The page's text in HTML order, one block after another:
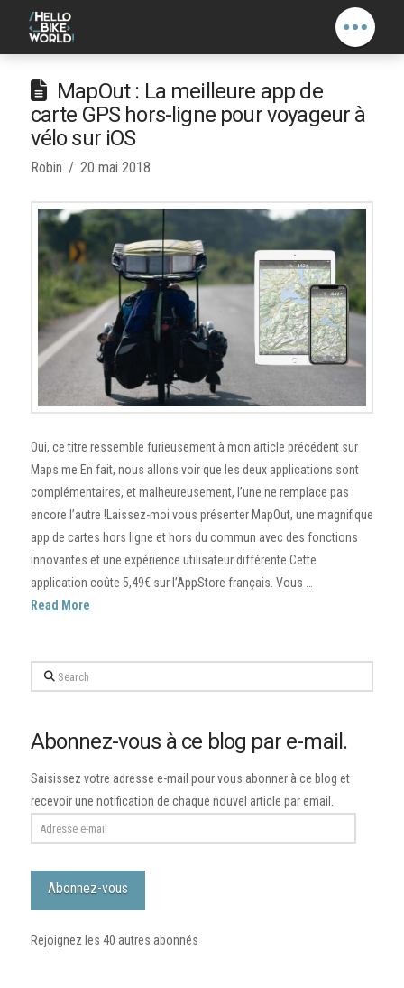
MapOut : La meilleure app de
carte GPS hors-ligne pour voyageur à
vélo sur iOS
Robin 20 mai 2018
Oui, ce titre ressemble furieusement à mon article précédent sur
Maps.me En fait, nous allons voir que les deux applications sont
complémentaires, et malheureusement, l’une ne remplace pas
encore l’autre !Laissez-moi vous présenter MapOut, une magnifique
app de cartes hors ligne et hors du commun avec des fonctions
innovantes et une expérience utilisateur différente.Cette
application coûte 5,49€ sur l’AppStore français. Vous …
Read More
Search
Abonnez-vous à ce blog par e-mail.
Saisissez votre adresse e-mail pour vous abonner à ce blog et
recevoir une notification de chaque nouvel article par email.
Adresse
e-
mail
Abonnez-vous
Rejoignez les 40 autres abonnés